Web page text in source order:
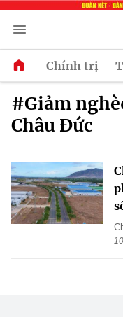
Chính trị
#Giảm
Châu Đức